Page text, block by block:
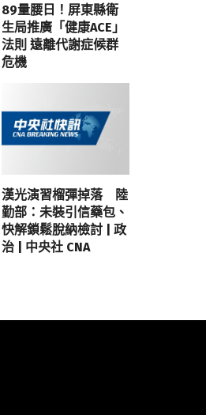
89量腰日！屏東縣衛
生局推廣「健康ACE」
法則 遠離代謝症候群
危機
漢光演習榴彈掉落 陸
勤部：未裝引信藥包、
快解鎖鬆脫納檢討 | 政
治 | 中央社 CNA